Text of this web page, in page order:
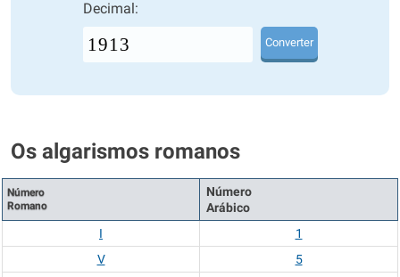
Decimal:
Converter
Os algarismos romanos
Número
Romano
Número
Arábico
I
1
V
5